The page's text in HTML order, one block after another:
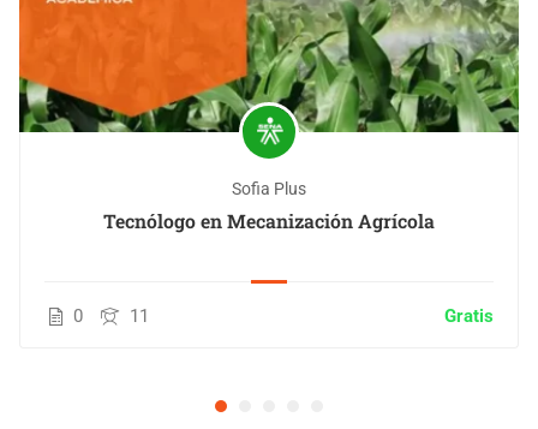
Sofia Plus
Tecnólogo en Mecanización Agrícola
0 11 Gratis